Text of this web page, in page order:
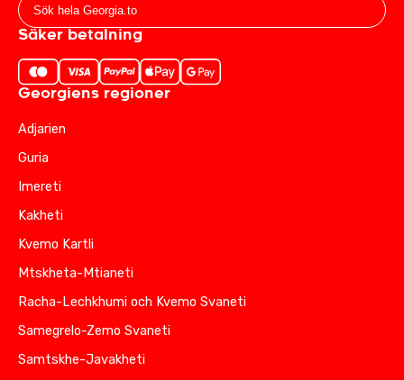
Säker betalning
Georgiens regioner
Adjarien
Guria
Imereti
Kakheti
Kvemo Kartli
Mtskheta-Mtianeti
Racha-Lechkhumi och Kvemo Svaneti
Samegrelo-Zemo Svaneti
Samtskhe-Javakheti